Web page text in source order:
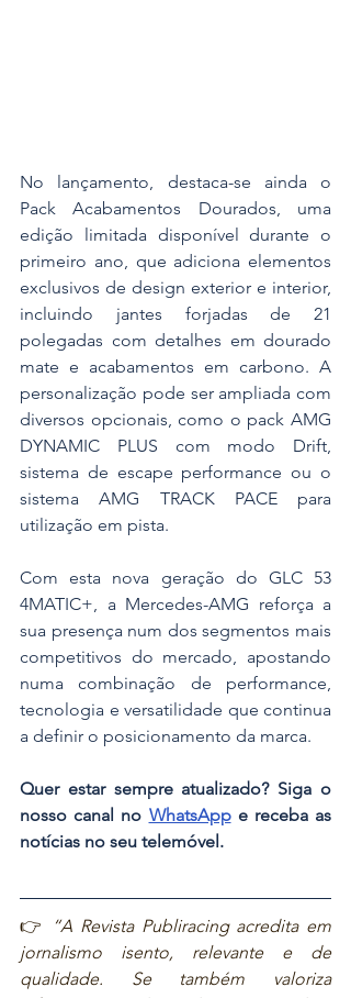
No lançamento, destaca-se ainda o
Pack Acabamentos Dourados, uma
edição limitada disponível durante o
primeiro ano, que adiciona elementos
exclusivos de design exterior e interior,
incluindo jantes forjadas de 21
polegadas com detalhes em dourado
mate e acabamentos em carbono. A
personalização pode ser ampliada com
diversos opcionais, como o pack AMG
DYNAMIC PLUS com modo Drift,
sistema de escape performance ou o
sistema AMG TRACK PACE para
utilização em pista.
Com esta nova geração do GLC 53
4MATIC+, a Mercedes-AMG reforça a
sua presença num dos segmentos mais
competitivos do mercado, apostando
numa combinação de performance,
tecnologia e versatilidade que continua
a definir o posicionamento da marca.
Quer estar sempre atualizado? Siga o
nosso canal no WhatsApp e receba as
notícias no seu telemóvel.
👉
“A Revista Publiracing acredita em
jornalismo isento, relevante e de
qualidade. Se também valoriza